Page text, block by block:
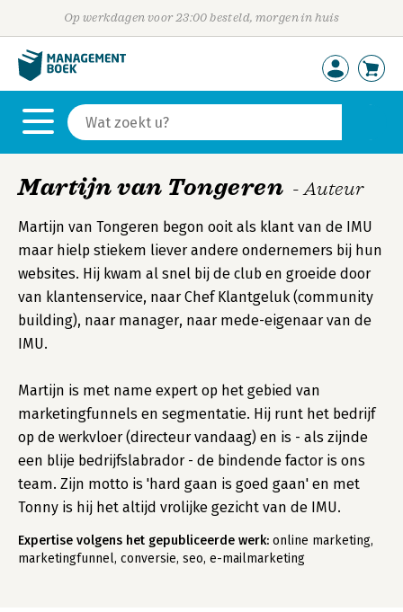
Op werkdagen voor 23:00 besteld, morgen in huis
Martijn van Tongeren - Auteur
Martijn van Tongeren begon ooit als klant van de IMU
maar hielp stiekem liever andere ondernemers bij hun
websites. Hij kwam al snel bij de club en groeide door
van klantenservice, naar Chef Klantgeluk (community
building), naar manager, naar mede-eigenaar van de
IMU.
Martijn is met name expert op het gebied van
marketingfunnels en segmentatie. Hij runt het bedrijf
op de werkvloer (directeur vandaag) en is - als zijnde
een blije bedrijfslabrador - de bindende factor is ons
team. Zijn motto is 'hard gaan is goed gaan' en met
Tonny is hij het altijd vrolijke gezicht van de IMU.
Expertise volgens het gepubliceerde werk: online marketing,
marketingfunnel, conversie, seo, e-mailmarketing